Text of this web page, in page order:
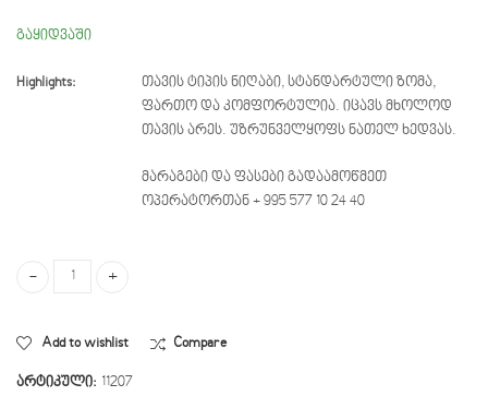
გაყიდვაში
Highlights:
თავის ტიპის ნიღაბი, სტანდარტული ზომა,
ფართო და კომფორტულია. იცავს მხოლოდ
თავის არეს. უზრუნველყოფს ნათელ ხედვას.
მარაგები და ფასები გადაამოწმეთ
ოპერატორთან + 995 577 10 24 40
Add to wishlist Compare
არტიკული: 11207